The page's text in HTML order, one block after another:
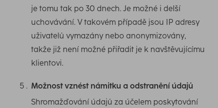
je tomu tak po 30 dnech. Je možné i delší
uchovávání. V takovém případě jsou IP adresy
uživatelů vymazány nebo anonymizovány,
takže již není možné přiřadit je k navštěvujícímu
klientovi.
Možnost vznést námitku a odstranění údajů
Shromažďování údajů za účelem poskytování